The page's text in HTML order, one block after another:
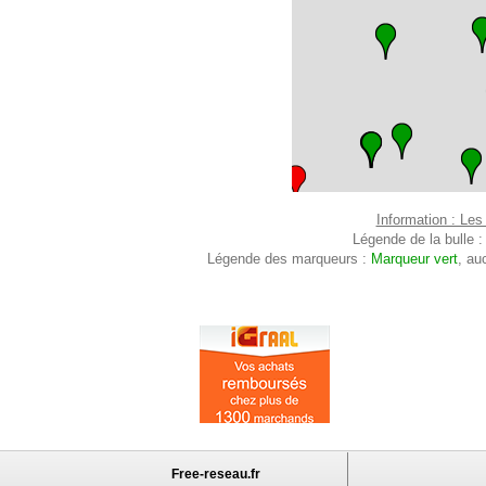
Information :
Légende de la bulle :
Légende des marqueurs : Marqueur vert,
Free-reseau.fr